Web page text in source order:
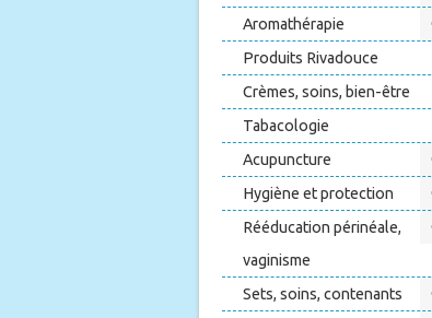
Aromathérapie
Produits Rivadouce
Crèmes, soins, bien-être
Tabacologie
Acupuncture
Hygiène et protection
Rééducation périnéale,
vaginisme
Sets, soins, contenants